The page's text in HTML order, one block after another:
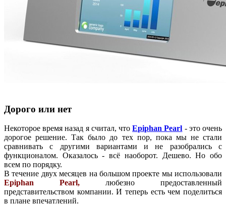
Дорого или нет
Некоторое время назад я считал, чтоEpiphan Pearl - это очень
дорогое решение. Так было до тех пор, пока мы не стали
сравнивать с другими вариантами и не разобрались с
функционалом. Оказалось - всё наоборот. Дешево. Но обо
всем по порядку.
В течение двух месяцев на большом проекте мы использовали
Epiphan Pearl, любезно предоставленный
представительством компании. И теперь есть чем поделиться
в плане впечатлений.